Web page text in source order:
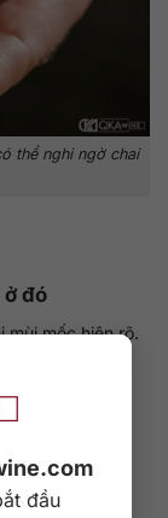
đầu
thể nghi ngờ chai
đó
mùi mốc hiện rõ.
nút ngửi
bị lỗi rõ hơn.